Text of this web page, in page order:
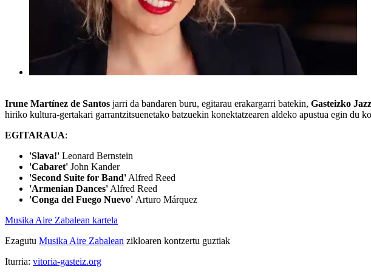
Irune Martínez de Santos jarri da bandaren buru, egitarau erakargarri batekin, Gasteizko
hiriko kultura-gertakari garrantzitsuenetako batzuekin konektatzearen aldeko apustua egin du
EGITARAUA:
'Slava!' Leonard Bernstein
'Cabaret' John Kander
'Second Suite for Band' Alfred Reed
'Armenian Dances' Alfred Reed
'Conga del Fuego Nuevo' Arturo Márquez
Musika Aire Zabalean kartela
Ezagutu Musika Aire Zabalean zikloaren kontzertu guztiak
Iturria: vitoria-gasteiz.org